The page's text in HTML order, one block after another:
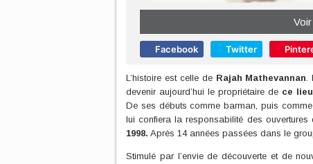
Facebook Twitter
L’histoire est celle de Rajah Mathevannan.
devenir aujourd’hui le propriétaire de ce
De ses débuts comme barman, puis
lui confiera la responsabilité des
1998. Après 14 années passées dans le
Stimulé par l’envie de découverte et de